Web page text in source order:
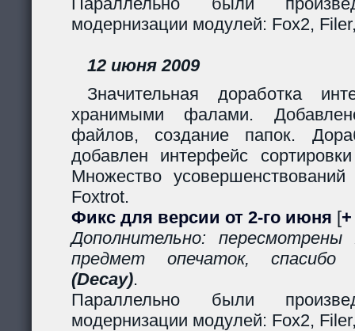
модернизации модулей: Fox2,
12 июня 2009
Значительная доработка
хранимыми фалами.
файлов, создание папок.
добавлен интерфейс
Множество
Foxtrot.
Фикс для версии от 2-го июня [
Дополнительно:
предмет опечаток,
(Decay).
Параллельно были
модернизации модулей: Fox2,